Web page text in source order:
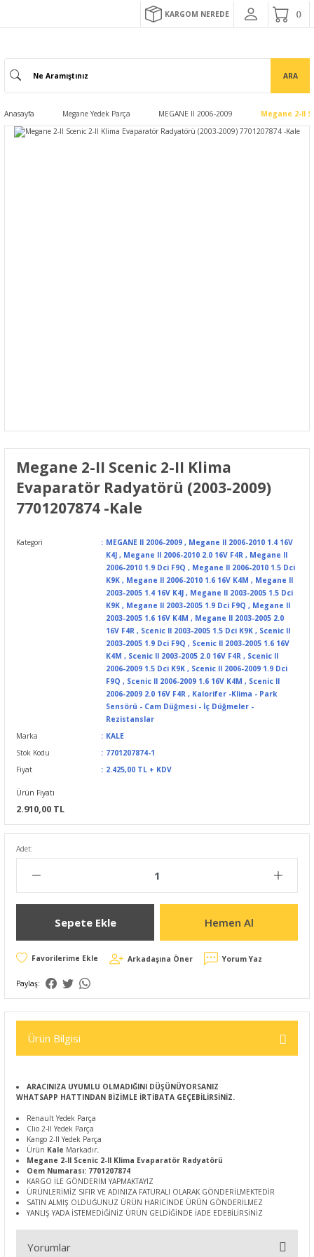
KARGOM NEREDE
ARA
Anasayfa Megane Yedek Parça MEGANE II 2006-2009 Megane 2-II
Megane 2-II Scenic 2-II Klima
Evaparatör Radyatörü (2003-2009)
7701207874 -Kale
Kategori MEGANE II 2006-2009 , Megane II 2006-2010 1.4 16V
K4J , Megane II 2006-2010 2.0 16V F4R , Megane II
2006-2010 1.9 Dci F9Q , Megane II 2006-2010 1.5 Dci
K9K , Megane II 2006-2010 1.6 16V K4M , Megane II
2003-2005 1.4 16V K4J , Megane II 2003-2005 1.5 Dci
K9K , Megane II 2003-2005 1.9 Dci F9Q , Megane II
2003-2005 1.6 16V K4M , Megane II 2003-2005 2.0
16V F4R , Scenic II 2003-2005 1.5 Dci K9K , Scenic II
2003-2005 1.9 Dci F9Q , Scenic II 2003-2005 1.6 16V
K4M , Scenic II 2003-2005 2.0 16V F4R , Scenic II
2006-2009 1.5 Dci K9K , Scenic II 2006-2009 1.9 Dci
F9Q , Scenic II 2006-2009 1.6 16V K4M , Scenic II
2006-2009 2.0 16V F4R , Kalorifer -Klima - Park
Sensörü - Cam Düğmesi - İç Düğmeler -
Rezistanslar
Marka
KALE
Stok Kodu
7701207874-1
Fiyat
2.425,00 TL + KDV
Ürün Fiyatı
2.910,00 TL
Adet:
Sepete Ekle Hemen Al
Arkadaşına Öner Yorum Yaz
Paylaş:
Ürün Bilgisi
ARACINIZA UYUMLU OLMADIĞINI DÜŞÜNÜYORSANIZ
WHATSAPP HATTINDAN BİZİMLE İRTİBATA GEÇEBİLİRSİNİZ.
Renault Yedek Parça
Clio 2-II Yedek Parça
Kango 2-II Yedek Parça
Ürün Kale Markadır.
Megane 2-II Scenic 2-II Klima Evaparatör Radyatörü
Oem Numarası: 7701207874
KARGO İLE GÖNDERİM YAPMAKTAYIZ
ÜRÜNLERİMİZ SIFIR VE ADINIZA FATURALI OLARAK GÖNDERİLMEKTEDİR
SATIN ALMIŞ OLDUĞUNUZ ÜRÜN HARİCİNDE ÜRÜN GÖNDERİLMEZ
YANLIŞ YADA İSTEMEDİĞİNİZ ÜRÜN GELDİĞİNDE İADE EDEBİLİRSİNİZ
Yorumlar